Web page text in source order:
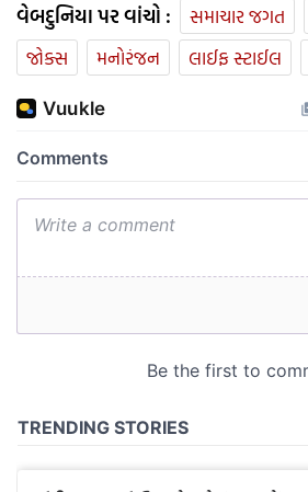
વેબદુનિયા પર વાંચો : સમાચાર જગત
જોક્સ
મનોરંજન લાઈફ સ્ટાઈલ